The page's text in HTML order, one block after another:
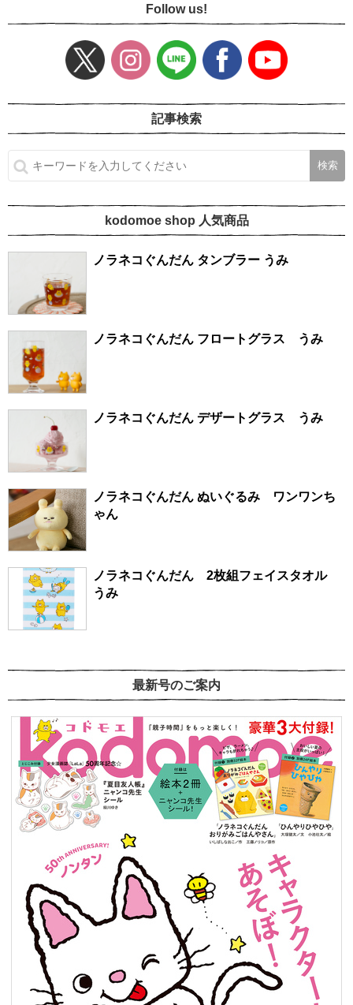
Follow us!
記事検索
kodomoe shop 人気商品
ノラネコぐんだん タンブラー うみ
ノラネコぐんだん フロートグラス うみ
ノラネコぐんだん デザートグラス うみ
ノラネコぐんだん ぬいぐるみ ワンワンち
ゃん
ノラネコぐんだん 2枚組フェイスタオル
うみ
最新号のご案内